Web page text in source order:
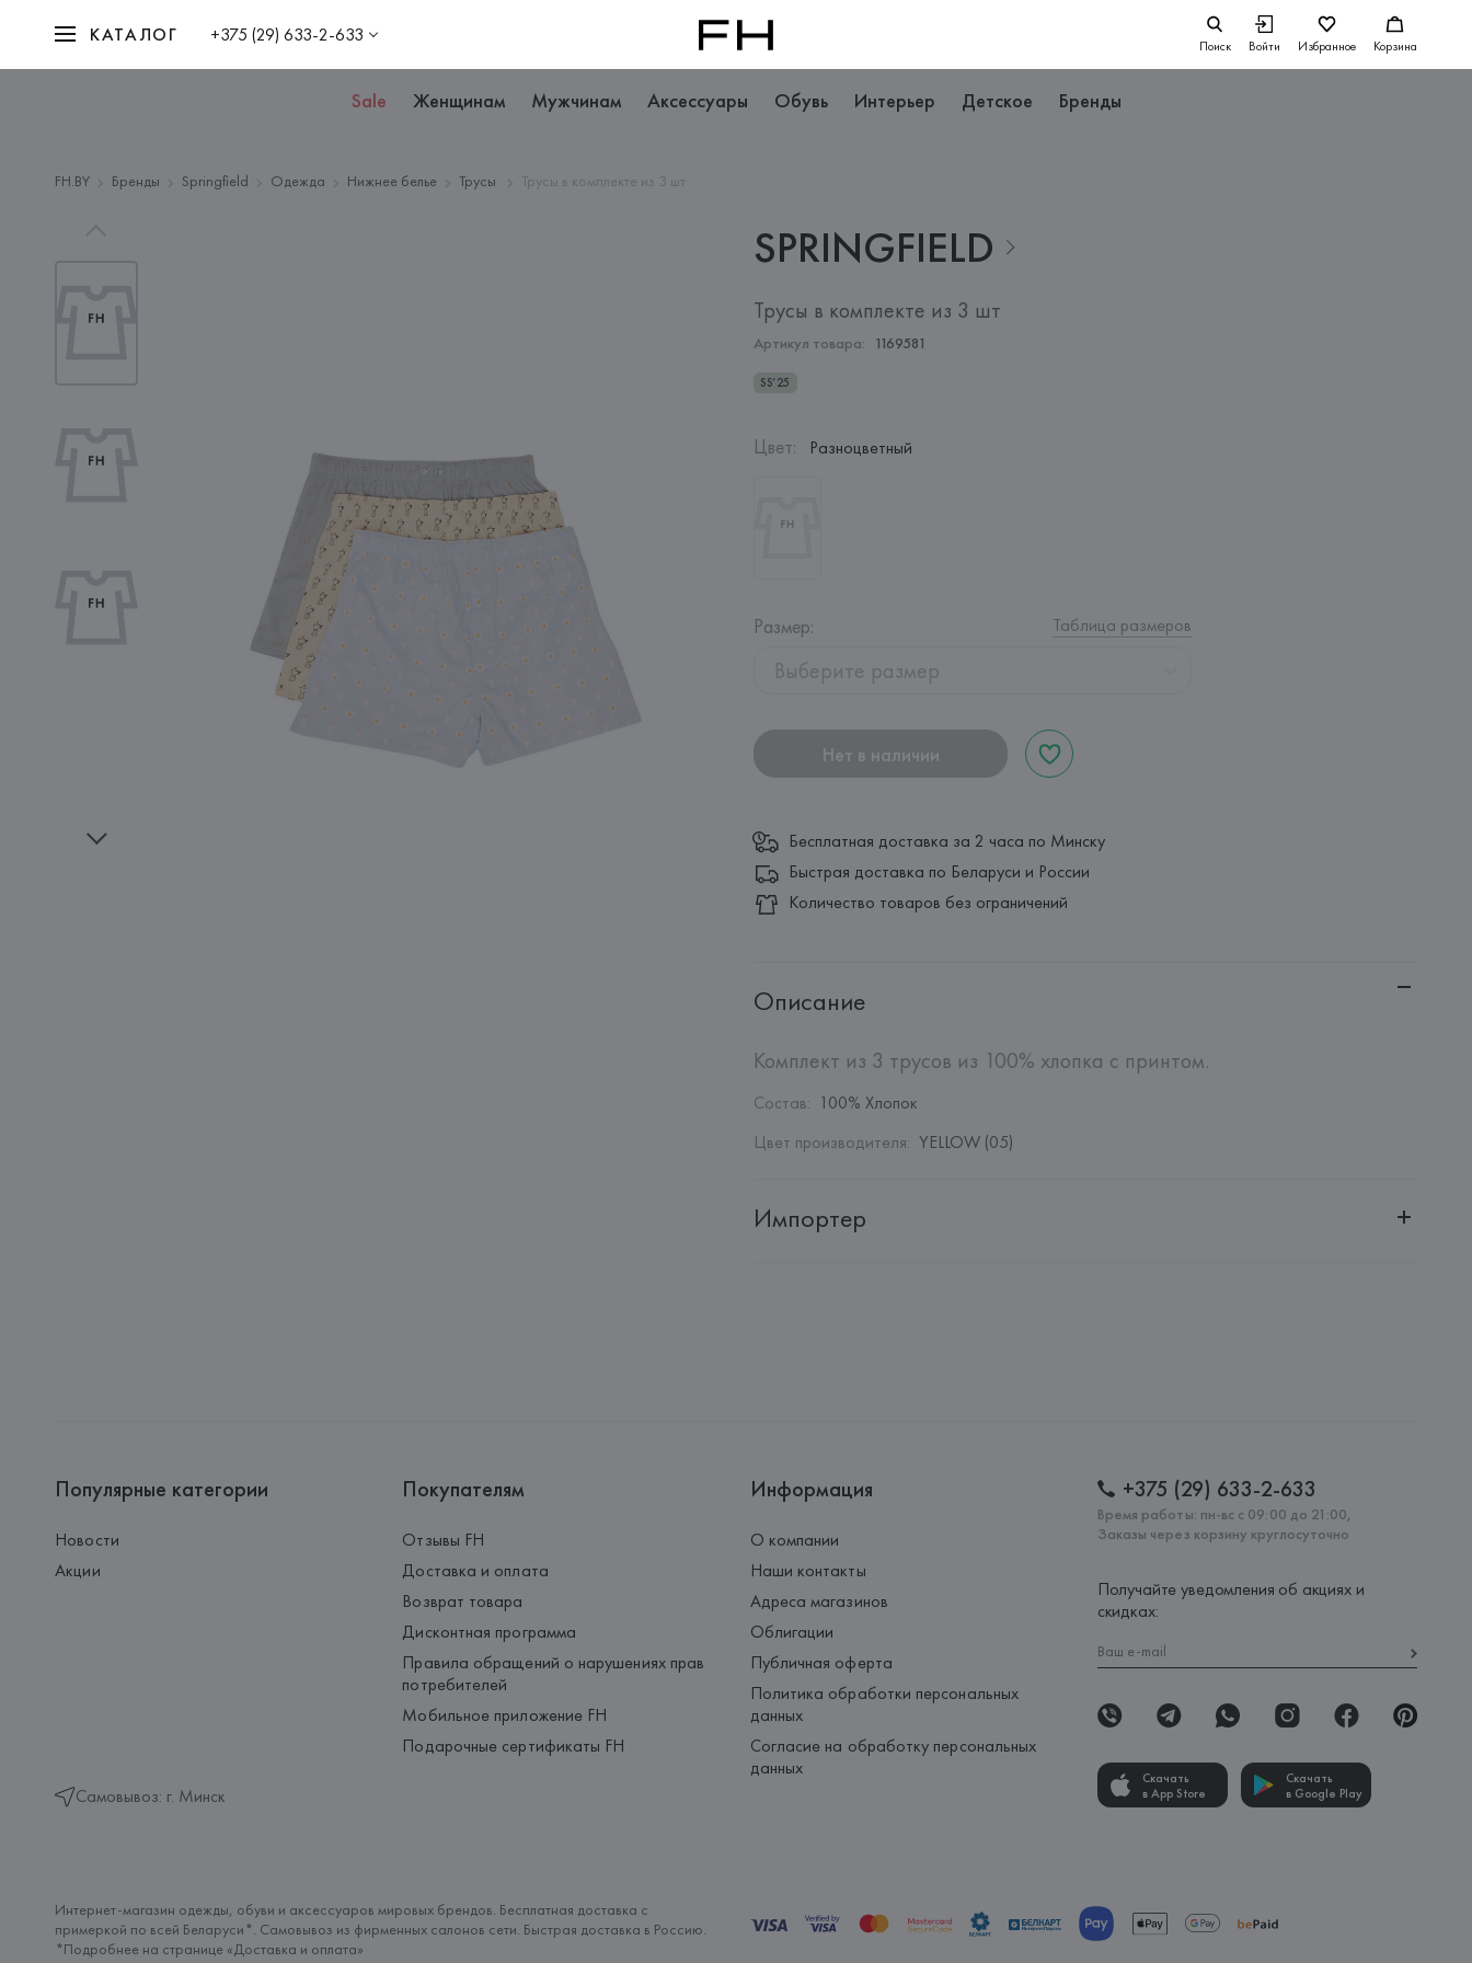
КАТАЛОГ +375 (29) 633-2-633 Поиск Войти Избранное Корзина
Sale Женщинам Мужчинам Аксессуары Обувь Интерьер Детское Бренды
FH.BY Бренды Springfield Одежда Нижнее белье Трусы Трусы в комплекте из 3 шт
SPRINGFIELD
Трусы в комплекте из 3 шт
Артикул товара: 1169581
SS’25
Цвет: Разноцветный
Размер: Таблица размеров
Выберите размер
Нет в наличии
Бесплатная доставка за 2 часа по Минску
Быстрая доставка по Беларуси и России
Количество товаров без ограничений
Описание
Комплект из 3 трусов из 100% хлопка с принтом.
Состав: 100% Хлопок
Цвет производителя: YELLOW (05)
Импортер
Популярные категории
Новости
Акции
Самовывоз: г. Минск
Покупателям
Отзывы FH
Доставка и оплата
Возврат товара
Дисконтная программа
Правила обращений о нарушениях прав
потребителей
Мобильное приложение FH
Подарочные сертификаты FH
Информация
О компании
Наши контакты
Адреса магазинов
Облигации
Публичная оферта
Политика обработки персональных
данных
Согласие на обработку персональных
данных
+375 (29) 633-2-633
Время работы: пн-вс с 09:00 до 21:00,
Заказы через корзину круглосуточно
Получайте уведомления об акциях и
скидках:
Скачать
в App Store
Скачать
в Google Play
Интернет-магазин одежды, обуви и аксессуаров мировых брендов. Бесплатная доставка с
примеркой по всей Беларуси*. Самовывоз из фирменных салонов сети. Быстрая доставка в Россию.
*Подробнее на странице «Доставка и оплата»